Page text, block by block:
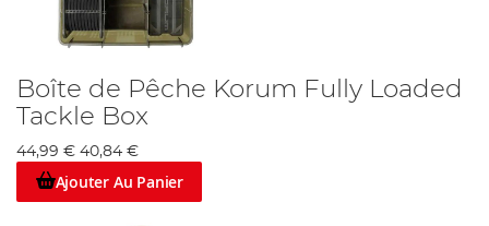
Boîte de Pêche Korum Fully Loaded
Tackle Box
44,99 € 40,84 €
Ajouter Au Panier